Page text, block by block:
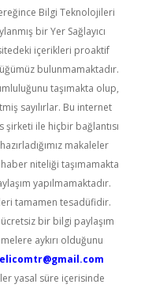
Bilgi Teknolojileri
bir Yer Sağlayıcı
içerikleri proaktif
bulunmamaktadır.
taşımakta olup,
sayılırlar. Bu internet
şirketi ile hiçbir bağlantısı
makaleler
niteliği taşımamakta
yapılmamaktadır.
tamamen tesadüfidir.
bir bilgi paylaşım
aykırı olduğunu
yasal süre içerisinde